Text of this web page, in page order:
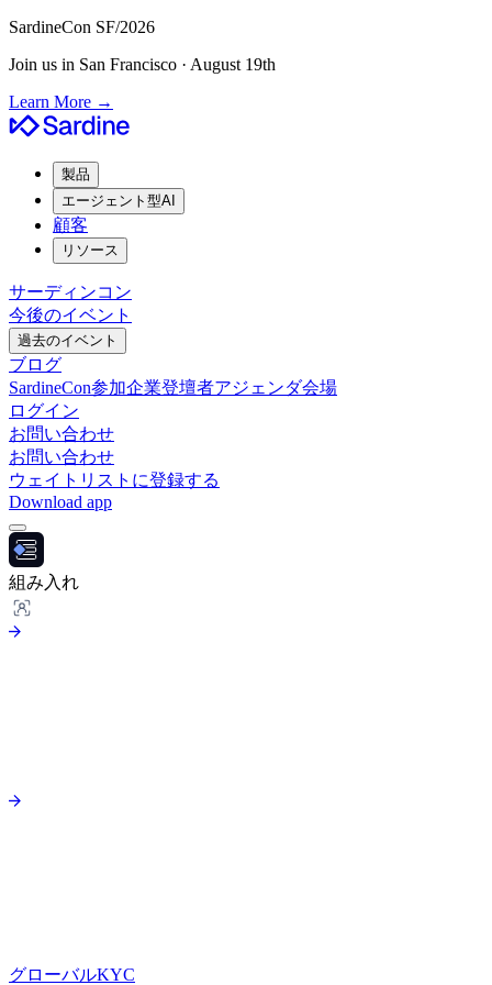
SardineCon SF/2026
Join us in San Francisco · August 19th
Learn More →
製品
エージェント型AI
顧客
リソース
サーディンコン
今後のイベント
過去のイベント
ブログ
SardineCon参加企業登壇者アジェンダ会場
ログイン
お問い合わせ
お問い合わせ
ウェイトリストに登録する
Download app
組み入れ
グローバルKYC